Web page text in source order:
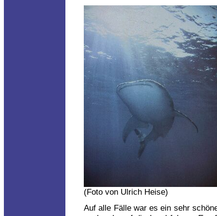
(Foto von Ulrich Heise)
Auf alle Fälle war es ein sehr